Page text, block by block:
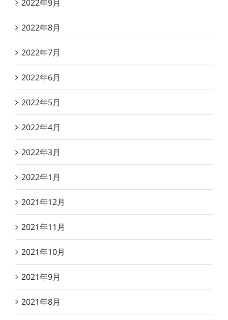
2022年9月
2022年8月
2022年7月
2022年6月
2022年5月
2022年4月
2022年3月
2022年1月
2021年12月
2021年11月
2021年10月
2021年9月
2021年8月